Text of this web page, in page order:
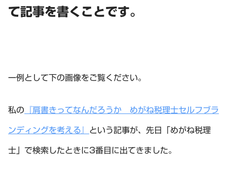
て記事を書くことです。
一例として下の画像をご覧ください。
私の 『肩書きってなんだろうか めがね税理士セルフブラ
ンディングを考える』 という記事が、先日「めがね税理
士」で検索したときに3番目に出てきました。